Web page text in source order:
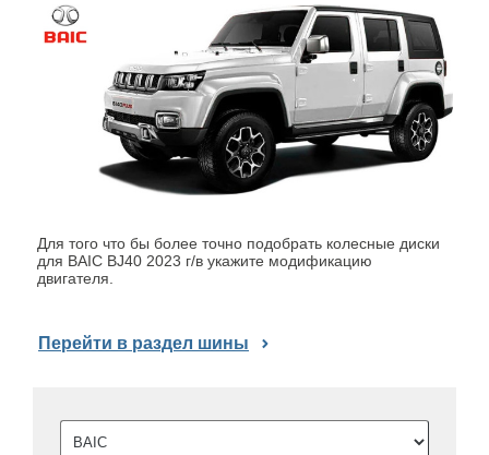
Для того что бы более точно подобрать колесные диски
для BAIC BJ40 2023 г/в укажите модификацию
двигателя.
Перейти в раздел шины